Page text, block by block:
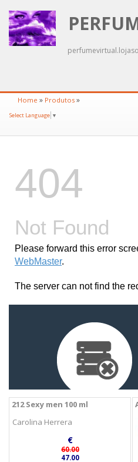
Home » Produtos »
Select Language ▼
212 Sexy men 100 ml
Carolina Herrera
€
60.00
47.00